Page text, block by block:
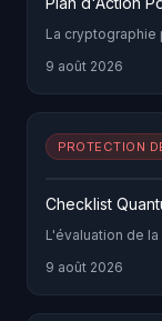
La cryptographie
9 août 2026
PROTECTION
Checklist
L'évaluation de
9 août 2026